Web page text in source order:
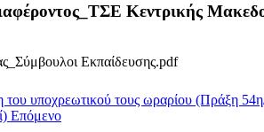
Κεντρικής
Εκπαίδευσης.pdf
υποχρεωτικού τους ωραρίου (Πράξη
Επόμενο